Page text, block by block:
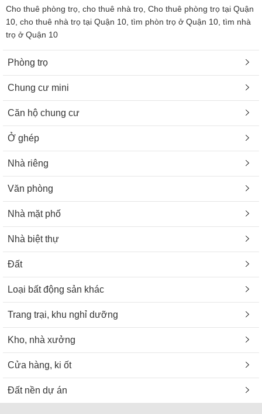
Cho thuê phòng trọ, cho thuê nhà trọ, Cho thuê phòng trọ tại Quận
10, cho thuê nhà trọ tại Quận 10, tìm phòn trọ ở Quận 10, tìm nhà
trọ ở Quận 10
Phòng trọ
Chung cư mini
Căn hộ chung cư
Ở ghép
Nhà riêng
Văn phòng
Nhà mặt phố
Nhà biệt thự
Đất
Loại bất động sản khác
Trang trại, khu nghỉ dưỡng
Kho, nhà xưởng
Cửa hàng, ki ốt
Đất nền dự án